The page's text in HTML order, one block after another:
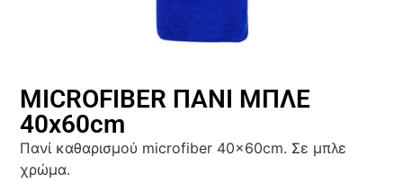
ΜΙCRΟFIBER ΠΑΝΙ ΜΠΛΕ
40x60cm
Πανί καθαρισμού microfiber 40x60cm. Σε μπλε
χρώμα.